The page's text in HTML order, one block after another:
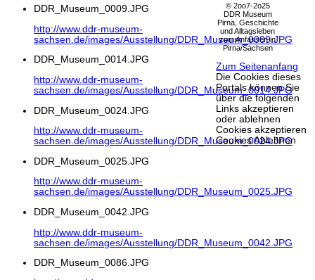
DDR_Museum_0009.JPG
http://www.ddr-museum-
sachsen.de/images/Ausstellung/DDR_Museum_0009.JPG
DDR_Museum_0014.JPG
http://www.ddr-museum-
sachsen.de/images/Ausstellung/DDR_Museum_0014.JPG
DDR_Museum_0024.JPG
http://www.ddr-museum-
sachsen.de/images/Ausstellung/DDR_Museum_0024.JPG
DDR_Museum_0025.JPG
http://www.ddr-museum-
sachsen.de/images/Ausstellung/DDR_Museum_0025.JPG
DDR_Museum_0042.JPG
http://www.ddr-museum-
sachsen.de/images/Ausstellung/DDR_Museum_0042.JPG
DDR_Museum_0086.JPG
© 2oo7-2o25
DDR Museum
Pirna, Geschichte
und Alltagsleben
zum Anfassen in
Pirna/Sachsen
Zum Seitenanfang
Die Cookies dieses
Portals können Sie
über die folgenden
Links akzeptieren
oder ablehnen
Cookies akzeptieren
Cookies Ablehnen